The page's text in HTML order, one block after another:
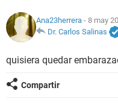
NUTRICIÓN
BIENESTAR
SEXUALIDAD
Ana23herrera - 8 may
Dr. Carlos Salinas
quisiera quedar
Compartir